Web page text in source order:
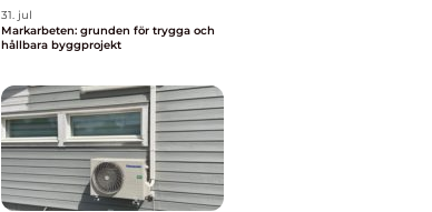
31. jul
Markarbeten: grunden för trygga och
hållbara byggprojekt